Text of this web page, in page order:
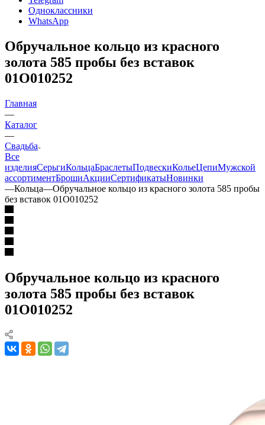
Одноклассники
WhatsApp
Обручальное кольцо из красного
золота 585 пробы без вставок
01О010252
Главная
—
Каталог
—
Свадьба
Все
изделияСерьгиКольцаБраслетыПодвескиКольеЦепиМужской
ассортиментБрошиАкцииСертификатыНовинки
—Кольца—Обручальное кольцо из красного золота 585 пробы
без вставок 01О010252
Обручальное кольцо из красного
золота 585 пробы без вставок
01О010252